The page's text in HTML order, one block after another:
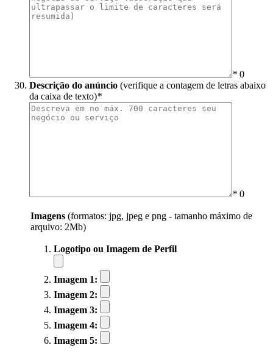
* 0
Descrição do anúncio (verifique a contagem de letras abaixo
da caixa de texto)*
* 0
Imagens (formatos: jpg, jpeg e png - tamanho máximo de
arquivo: 2Mb)
Logotipo ou Imagem de Perfil
Imagem 1:
Imagem 2:
Imagem 3:
Imagem 4:
Imagem 5: